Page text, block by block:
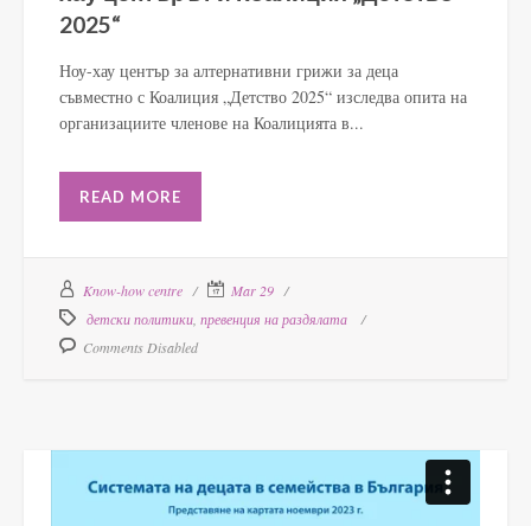
2025“
Ноу-хау център за алтернативни грижи за деца
съвместно с Коалиция „Детство 2025“ изследва опита на
организациите членове на Коалицията в...
READ MORE
Know-how centre
Mar 29
детски политики превенция на раздялата
Comments Disabled